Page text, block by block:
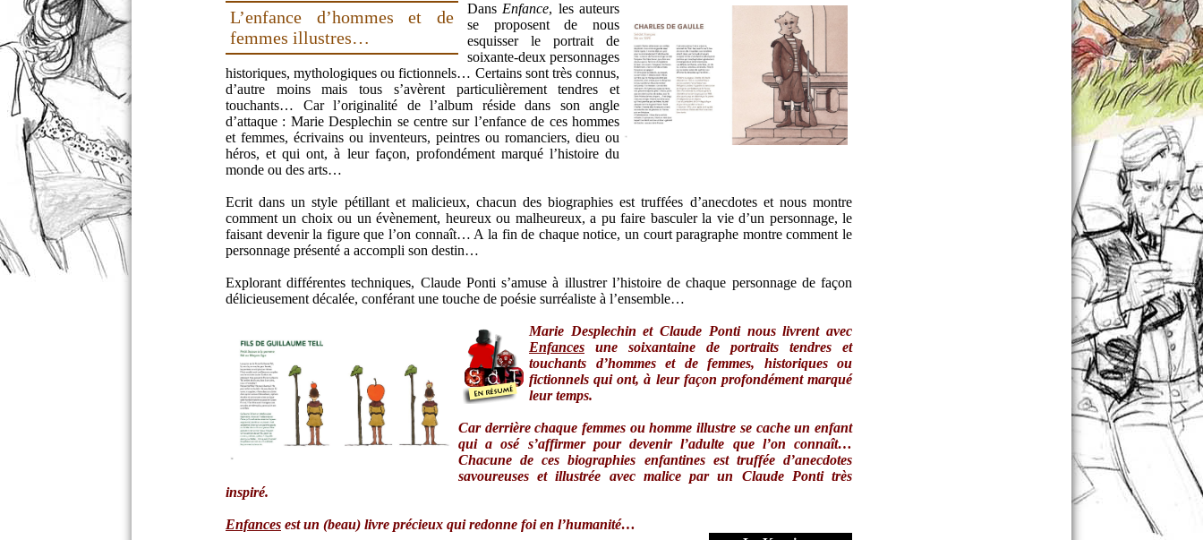
L’enfance d’hommes et de
femmes illustres…
Dans Enfance, les auteurs
se proposent de nous
esquisser le portrait de
soixante-deux personnages
historiques, mythologiques ou fictionnels… Certains sont très connus,
d’autre moins mais tous s’avèrent particulièrement tendres et
touchants… Car l’originalité de l’album réside dans son angle
d’attaque : Marie Desplechin se centre sur l’enfance de ces hommes
et femmes, écrivains ou inventeurs, peintres ou romanciers, dieu ou
héros, et qui ont, à leur façon, profondément marqué l’histoire du
monde ou des arts…
Ecrit dans un style pétillant et malicieux, chacun des biographies est truffées d’anecdotes et nous montre
comment un choix ou un évènement, heureux ou malheureux, a pu faire basculer la vie d’un personnage, le
faisant devenir la figure que l’on connaît… A la fin de chaque notice, un court paragraphe montre comment le
personnage présenté a accompli son destin…
Explorant différentes techniques, Claude Ponti s’amuse à illustrer l’histoire de chaque personnage de façon
délicieusement décalée, conférant une touche de poésie surréaliste à l’ensemble…
Marie Desplechin et Claude Ponti nous livrent avec
Enfances une soixantaine de portraits tendres et
touchants d’hommes et de femmes, historiques ou
fictionnels qui ont, à leur façon profondément marqué
leur temps.
Car derrière chaque femmes ou homme illustre se cache un enfant
qui a osé s’affirmer pour devenir l’adulte que l’on connaît…
Chacune de ces biographies enfantines est truffée d’anecdotes
savoureuses et illustrée avec malice par un Claude Ponti très
inspiré.
Enfances est un (beau) livre précieux qui redonne foi en l’humanité…